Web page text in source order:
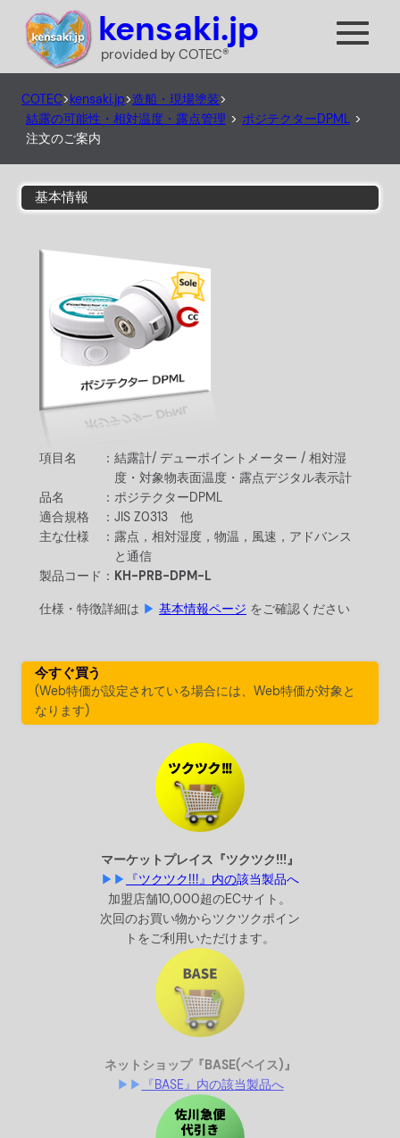
kensaki.jp
provided by COTEC®
COTEC>kensaki.jp>造船・現場塗装>
結露の可能性・相対温度・露点管理 > ポジテクターDPML >
注文のご案内
基本情報
項目名 ： 結露計/ デューポイントメーター / 相対湿
度・対象物表面温度・露点デジタル表示計
品名 ： ポジテクターDPML
適合規格 ： JIS Z0313 他
主な仕様 ： 露点，相対湿度，物温，風速，アドバンス
と通信
製品コード： KH-PRB-DPM-L
仕様・特徴詳細は ▶ 基本情報ページ をご確認ください
今すぐ買う
(Web特価が設定されている場合には、Web特価が対象と
なります)
マーケット プレイス『ツクツク!!!』
▶▶
『ツクツク!!!』内の該当製品へ
加盟店舗10,000超のECサイト。
次回のお買い物からツクツクポイン
トをご利用いただけます。
ネットショップ『BASE(ベイス)』
▶▶
『BASE』内の該当製品へ